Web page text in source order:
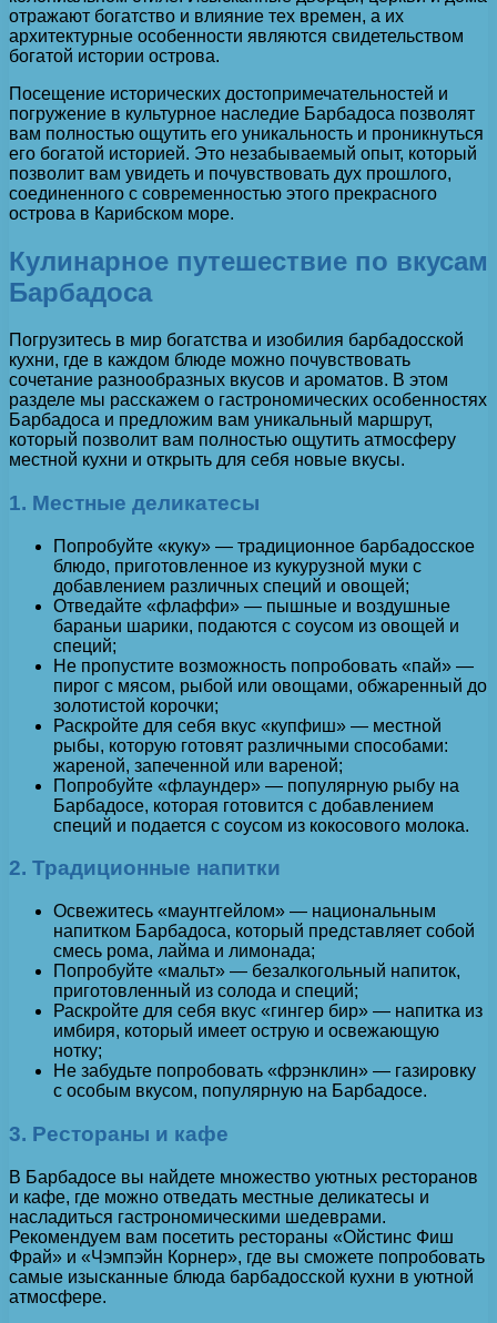
отражают богатство и влияние тех времен, а их
архитектурные особенности являются свидетельством
богатой истории острова.
Посещение исторических достопримечательностей и
погружение в культурное наследие Барбадоса позволят
вам полностью ощутить его уникальность и проникнуться
его богатой историей. Это незабываемый опыт, который
позволит вам увидеть и почувствовать дух прошлого,
соединенного с современностью этого прекрасного
острова в Карибском море.
Кулинарное путешествие по вкусам
Барбадоса
Погрузитесь в мир богатства и изобилия барбадосской
кухни, где в каждом блюде можно почувствовать
сочетание разнообразных вкусов и ароматов. В этом
разделе мы расскажем о гастрономических особенностях
Барбадоса и предложим вам уникальный маршрут,
который позволит вам полностью ощутить атмосферу
местной кухни и открыть для себя новые вкусы.
1. Местные деликатесы
Попробуйте «куку» — традиционное барбадосское
блюдо, приготовленное из кукурузной муки с
добавлением различных специй и овощей;
Отведайте «флаффи» — пышные и воздушные
бараньи шарики, подаются с соусом из овощей и
специй;
Не пропустите возможность попробовать «пай» —
пирог с мясом, рыбой или овощами, обжаренный до
золотистой корочки;
Раскройте для себя вкус «купфиш» — местной
рыбы, которую готовят различными способами:
жареной, запеченной или вареной;
Попробуйте «флаундер» — популярную рыбу на
Барбадосе, которая готовится с добавлением
специй и подается с соусом из кокосового молока.
2. Традиционные напитки
Освежитесь «маунтгейлом» — национальным
напитком Барбадоса, который представляет собой
смесь рома, лайма и лимонада;
Попробуйте «мальт» — безалкогольный напиток,
приготовленный из солода и специй;
Раскройте для себя вкус «гингер бир» — напитка из
имбиря, который имеет острую и освежающую
нотку;
Не забудьте попробовать «фрэнклин» — газировку
с особым вкусом, популярную на Барбадосе.
3. Рестораны и кафе
В Барбадосе вы найдете множество уютных ресторанов
и кафе, где можно отведать местные деликатесы и
насладиться гастрономическими шедеврами.
Рекомендуем вам посетить рестораны «Ойстинс Фиш
Фрай» и «Чэмпэйн Корнер», где вы сможете попробовать
самые изысканные блюда барбадосской кухни в уютной
атмосфере.